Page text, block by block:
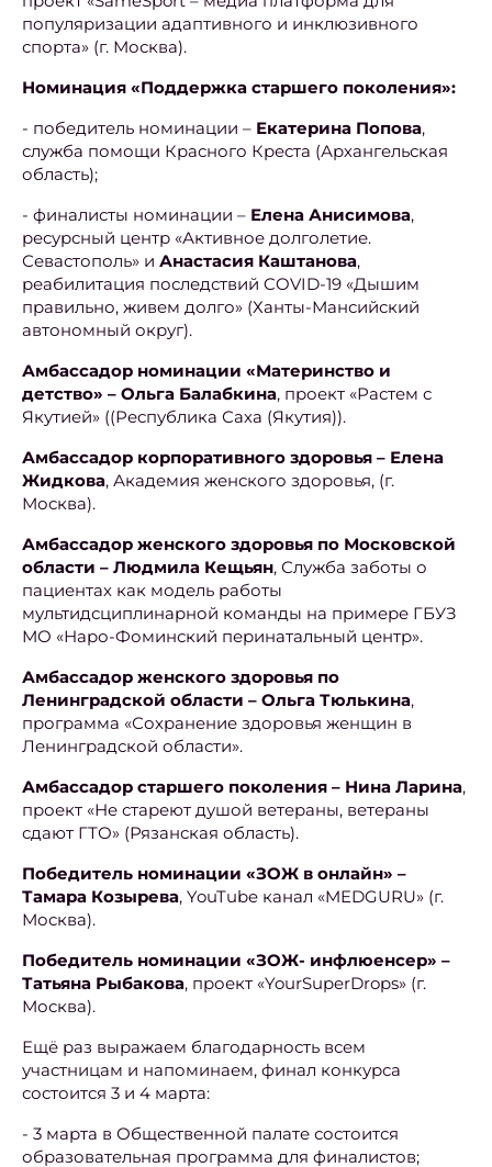
популяризации адаптивного и инклюзивного
спорта» (г. Москва).
Номинация «Поддержка старшего поколения»:
- победитель номинации – Екатерина Попова,
служба помощи Красного Креста (Архангельская
область);
- финалисты номинации – Елена Анисимова,
ресурсный центр «Активное долголетие.
Севастополь» и Анастасия Каштанова,
реабилитация последствий COVID-19 «Дышим
правильно, живем долго» (Ханты-Мансийский
автономный округ).
Амбассадор номинации «Материнство и
детство» – Ольга Балабкина, проект «Растем с
Якутией» ((Республика Саха (Якутия)).
Амбассадор корпоративного здоровья – Елена
Жидкова, Академия женского здоровья, (г.
Москва).
Амбассадор женского здоровья по Московской
области – Людмила Кещьян, Служба заботы о
пациентах как модель работы
мультидсциплинарной команды на примере ГБУЗ
МО «Наро-Фоминский перинатальный центр».
Амбассадор женского здоровья по
Ленинградской области – Ольга Тюлькина,
программа «Сохранение здоровья женщин в
Ленинградской области».
Амбассадор старшего поколения – Нина Ларина,
проект «Не стареют душой ветераны, ветераны
сдают ГТО» (Рязанская область).
Победитель номинации «ЗОЖ в онлайн» –
Тамара Козырева, YouTube канал «MEDGURU» (г.
Москва).
Победитель номинации «ЗОЖ- инфлюенсер» –
Татьяна Рыбакова, проект «YourSuperDrops» (г.
Москва).
Ещё раз выражаем благодарность всем
участницам и напоминаем, финал конкурса
состоится 3 и 4 марта:
- 3 марта в Общественной палате состоится
образовательная программа для финалистов;